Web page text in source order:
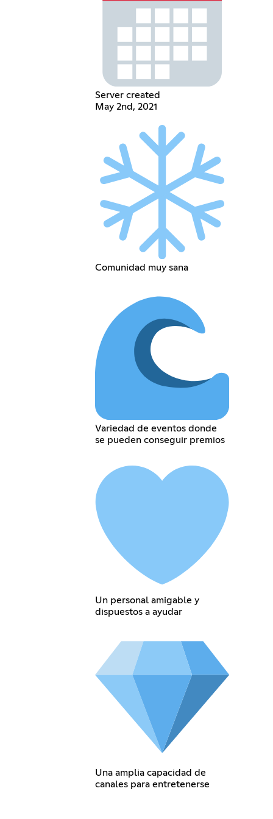
Server created
May 2nd, 2021
Comunidad muy sana
Variedad de eventos donde
se pueden conseguir premios
Un personal amigable y
dispuestos a ayudar
Una amplia capacidad de
canales para entretenerse